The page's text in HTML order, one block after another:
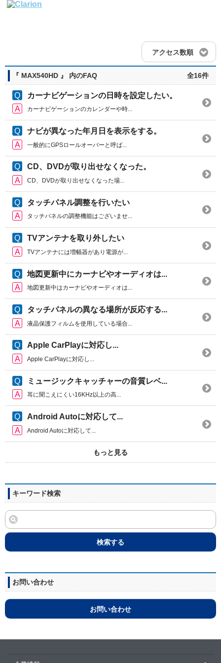
アクセス数順
『 MAX540HD 』 内のFAQ 全16件
カーナビゲーションの日時を設定したい。
カーナビゲーションのカレンダーや時...
ナビが異なった年月日を表示をする。
一般的にGPSロールオーバーと呼ば...
CD、DVDが取り出せなくなった。
CD、DVDが取り出せなくなった場...
タッチパネル調整を行いたい
タッチパネルの調整機能はございませ...
TVアンテナを取り外したい
TVアンテナには増幅器があり電源が...
地図更新中にカーナビやオーディオは...
地図更新中はカーナビやオーディオは...
タッチパネルの異なる場所が反応する...
液晶保護フィルムを使用している場合...
Apple CarPlayに対応し...
Apple CarPlayに対応し...
ミュージックキャッチャーの音質レベ...
耳に聞こえにくい16KHz以上の高...
Android Autoに対応して...
Android Autoに対応して...
もっと見る
キーワード検索
検索する
お問い合わせ
お問い合わせ